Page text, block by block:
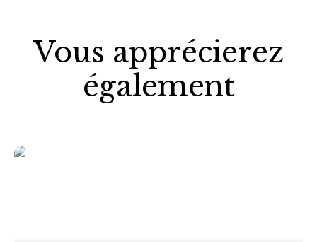
Vous apprécierez
également